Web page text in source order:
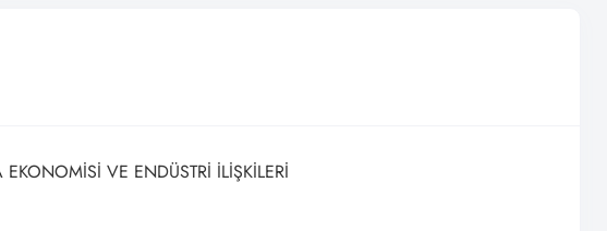
VE ENDÜSTRİ İLİŞKİLERİ